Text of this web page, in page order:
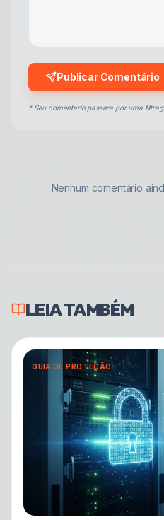
Publicar Comentário
* Seu comentário passará por uma
Nenhum comentário
LEIA TAMBÉM
GUIA DE PROTEÇÃO